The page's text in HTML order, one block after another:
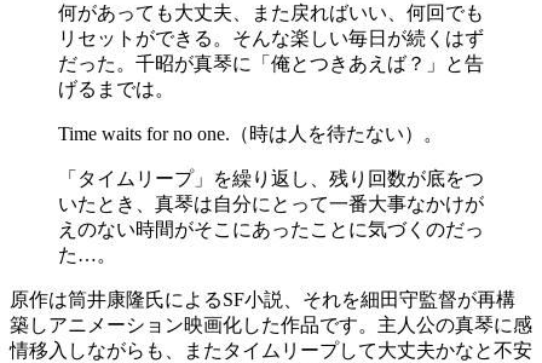
何があっても大丈夫、また戻ればいい、何回でも
リセットができる。そんな楽しい毎日が続くはず
だった。千昭が真琴に「俺とつきあえば？」と告
げるまでは。
Time waits for no one.（時は人を待たない）。
「タイムリープ」を繰り返し、残り回数が底をつ
いたとき、真琴は自分にとって一番大事なかけが
えのない時間がそこにあったことに気づくのだっ
た…。
原作は筒井康隆氏によるSF小説、それを細田守監督が再構
築しアニメーション映画化した作品です。主人公の真琴に感
情移入しながらも、またタイムリープして大丈夫かなと不安